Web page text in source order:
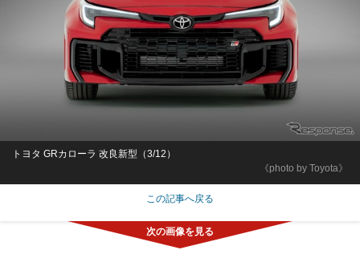
《photo by Toyota》
トヨタ GRカローラ 改良新型（3/12）
この記事へ戻る